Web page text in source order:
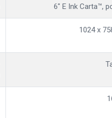
6" E Ink Carta™,
1024 x